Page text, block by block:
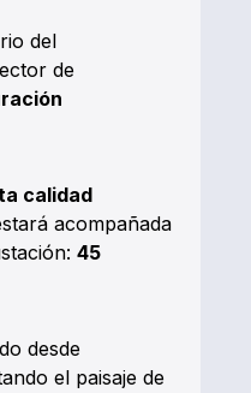
del
de
calidad
acompañada
45
desde
el paisaje de